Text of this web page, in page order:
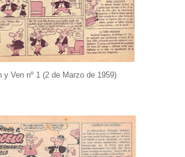
y Ven nº 1 (2 de Marzo de 1959)